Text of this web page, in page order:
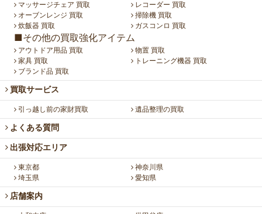
マッサージチェア 買取
レコーダー 買取
オーブンレンジ 買取
掃除機 買取
炊飯器 買取
ガスコンロ 買取
■その他の買取強化アイテム
アウトドア用品 買取
物置 買取
家具 買取
トレーニング機器 買取
ブランド品 買取
買取サービス
引っ越し前の家財買取 遺品整理の買取
よくある質問
出張対応エリア
東京都
神奈川県
埼玉県
愛知県
店舗案内